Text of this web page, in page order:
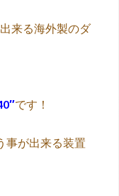
来る海外製のダ
です！
事が出来る装置